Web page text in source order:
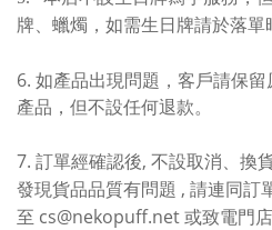
牌、蠟燭，如需生日牌請於落單
6. 如產品出現問題，客戶請保
產品，但不設任何退款。
7. 訂單經確認後, 不設取消、換
發現貨品品質有問題 , 請連同訂
至 cs@nekopuff.net 或致電門店